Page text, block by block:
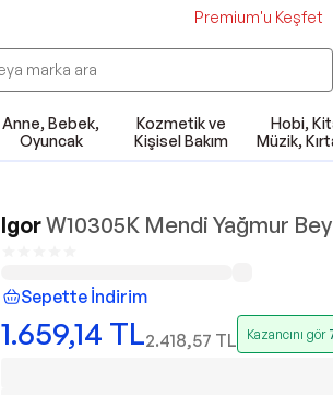
Premium'u Keşfet
Anne, Bebek,
Oyuncak
Kozmetik ve
Kişisel Bakım
Hobi,
Müzik,
IgorW10305K Mendi Yağmur
Sepette İndirim
1.659,14 TL2.418,57 TL Kazancını gör